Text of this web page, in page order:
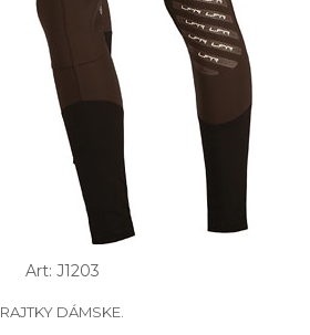
Art: J1203
RAJTKY DÁMSKE.